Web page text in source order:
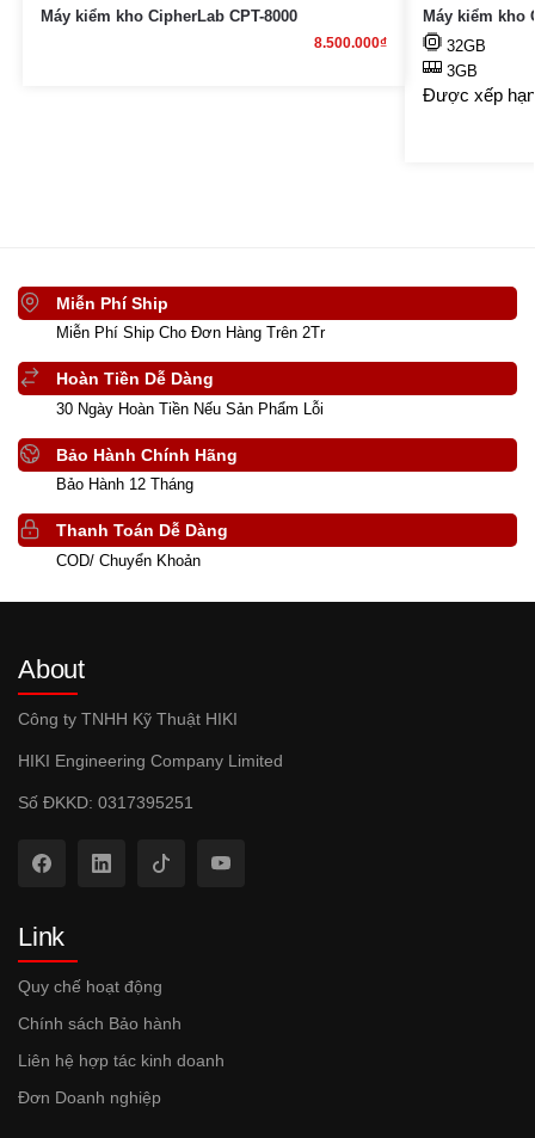
Máy kiểm kho CipherLab CPT-8000
8.500.000₫
Máy kiểm kho
32GB
3GB
Được xếp
Miễn Phí Ship
Miễn Phí Ship Cho Đơn Hàng Trên 2Tr
Hoàn Tiền Dễ Dàng
30 Ngày Hoàn Tiền Nếu Sản Phẩm Lỗi
Bảo Hành Chính Hãng
Bảo Hành 12 Tháng
Thanh Toán Dễ Dàng
COD/ Chuyển Khoản
About
Công ty TNHH Kỹ Thuật HIKI
HIKI Engineering Company Limited
Số ĐKKD: 0317395251
Link
Quy chế hoạt động
Chính sách Bảo hành
Liên hệ hợp tác kinh doanh
Đơn Doanh nghiệp